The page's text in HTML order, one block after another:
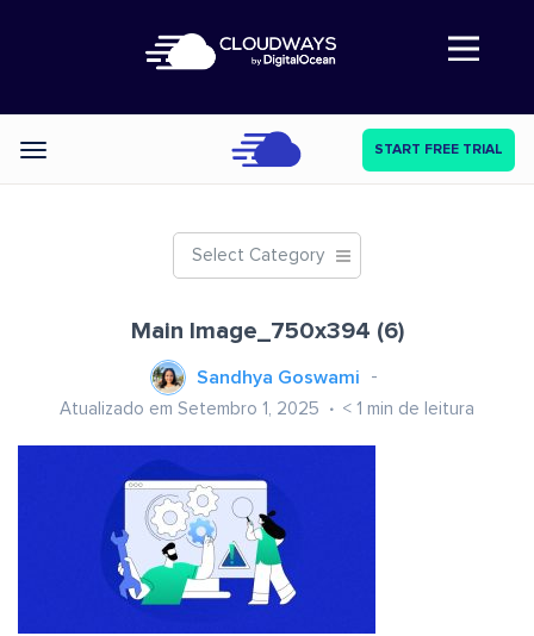
Abre a navegação
Categories START FREE TRIAL
Select Category
Main Image_750x394 (6)
Sandhya Goswami
Atualizado em Setembro 1, 2025 < 1 min de leitura